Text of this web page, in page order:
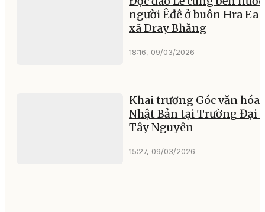
người Êđê ở buôn Hra Ea
xã Dray Bhăng
18:16, 09/03/2026
Khai trương Góc văn hóa
Nhật Bản tại Trường Đại
Tây Nguyên
15:27, 09/03/2026